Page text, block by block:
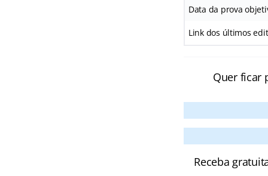
Data da prova
Link dos últimos
Quer ficar
Receba